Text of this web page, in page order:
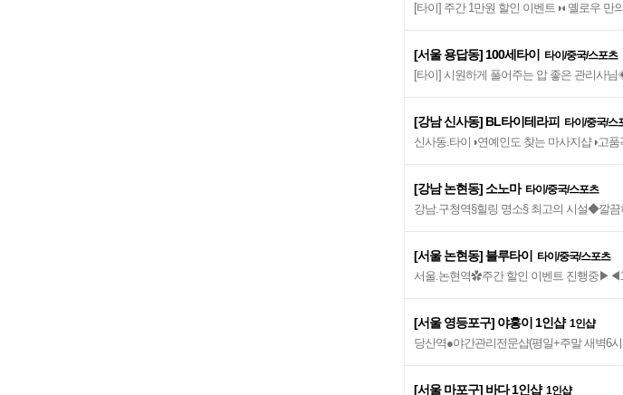
[타이] 주간 1만원 할인 이벤트◑◐옐로우 만
[서울 용답동] 100세타이 타이/중국/스포츠
[타이] 시원하게 풀어주는 압 좋은 관리사
[강남 신사동] BL타이테라피 타이/중국/스
신사동.타이◑연예인도 찾는 마사지샵◑고
[강남 논현동] 소노마 타이/중국/스포츠
강남.구청역§힐링 명소§ 최고의 시설◆깔
[서울 논현동] 블루타이
타이/중국/스포츠
서울.논현역✿주간 할인 이벤트 진행중
[서울 영등포구] 야홍이 1인샵 1인샵
당산역●야간관리전문샵(평일+주말 새벽6
[서울 마포구] 바다 1인샵 1인샵